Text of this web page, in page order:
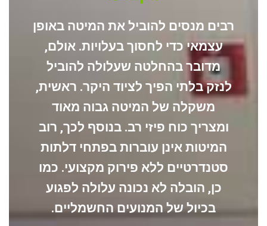
רבים מנסים להוביל את המיטה באופן
עצמאי כדי לחסוך בעלויות.אולם,
מדובר בהחלטה שעלולה להוביל
לנזק בלתי הפיך לציוד היקר. ראשית,
משקלה של המיטה גבוה מאוד
ומצריך כוח פיזי רב.בנוסף לכך, רוב
המיטות אינן עוברות בפתחי דלתות
סטנדרטיים ללא פירוק מקצועי. כמו
כן, הובלה לא נכונה עלולה לפגוע
בכיול של המנועים החשמליים.